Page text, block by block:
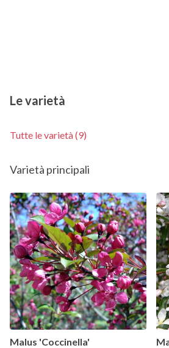
Le varietà
Tutte le varietà (9)
Varietà principali
Malus 'Coccinella'